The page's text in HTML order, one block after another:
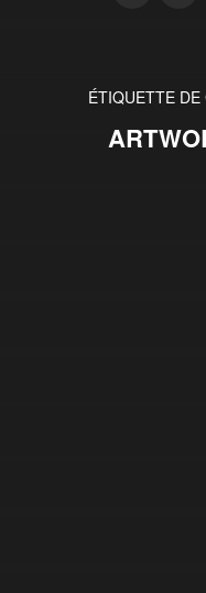
ÉTIQUETTE DE